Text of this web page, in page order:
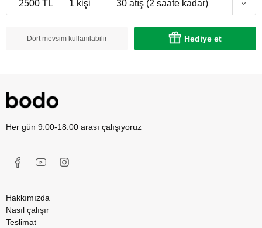
2500 TL 1 kişi 30 atış (2 saate kadar)
Dört mevsim kullanılabilir Hediye et
Her gün 9:00-18:00 arası çalışıyoruz
Hakkımızda
Nasıl çalışır
Teslimat